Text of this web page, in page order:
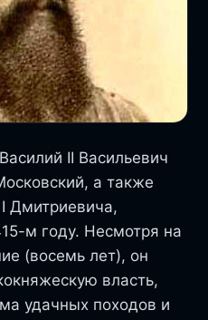
II Васильевич
а также
Дмитриевича,
м году. Несмотря на
(восемь лет), он
власть,
удачных походов и